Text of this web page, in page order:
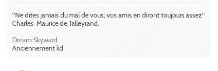
"Ne dites jamais du mal de vous; vos amis en diront toujours assez"
Charles-Maurice de Talleyrand.
Dream Skyward
Anciennement kd